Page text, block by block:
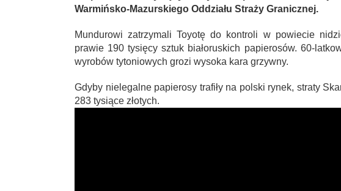
Warmińsko-Mazurskiego Oddziału Straży Granicznej.
Mundurowi zatrzymali Toyotę do kontroli w powiecie
prawie 190 tysięcy sztuk białoruskich papierosów. 60-
wyrobów tytoniowych grozi wysoka kara grzywny.
Gdyby nielegalne papierosy trafiły na polski rynek, straty
283 tysiące złotych.